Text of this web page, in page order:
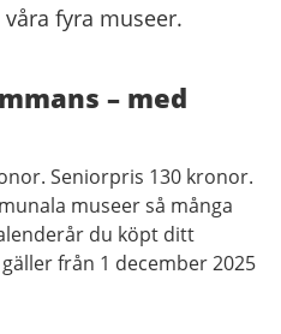
fyra museer.
– med
Seniorpris 130 kronor.
museer så många
du köpt ditt
från 1 december 2025